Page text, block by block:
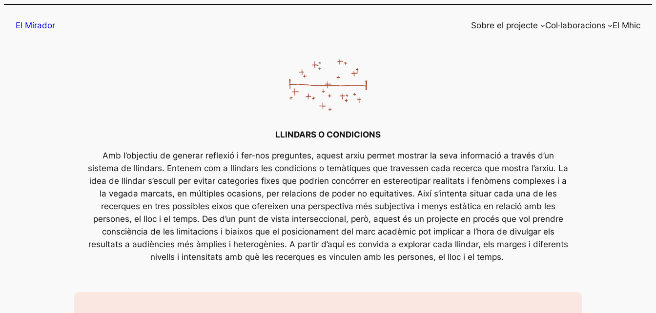
El Mirador Sobre el projecte Col·laboracions El Mhic
LLINDARS O CONDICIONS
Amb l’objectiu de generar reflexió i fer-nos preguntes, aquest arxiu permet mostrar la seva informació a través d’un
sistema de llindars. Entenem com a llindars les condicions o temàtiques que travessen cada recerca que mostra l’arxiu. La
idea de llindar s’escull per evitar categories fixes que podrien concórrer en estereotipar realitats i fenòmens complexes i a
la vegada marcats, en múltiples ocasions, per relacions de poder no equitatives. Així s’intenta situar cada una de les
recerques en tres possibles eixos que ofereixen una perspectiva més subjectiva i menys estàtica en relació amb les
persones, el lloc i el temps. Des d’un punt de vista interseccional, però, aquest és un projecte en procés que vol prendre
consciència de les limitacions i biaixos que el posicionament del marc acadèmic pot implicar a l’hora de divulgar els
resultats a audiències més àmplies i heterogènies. A partir d’aquí es convida a explorar cada llindar, els marges i diferents
nivells i intensitats amb què les recerques es vinculen amb les persones, el lloc i el temps.